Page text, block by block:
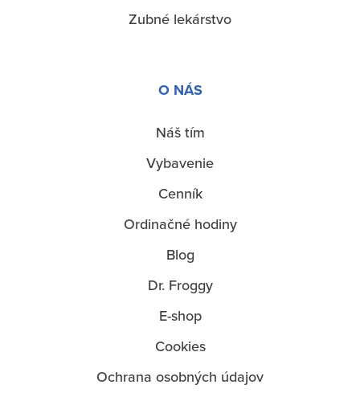
Zubné lekárstvo
O NÁS
Náš tím
Vybavenie
Cenník
Ordinačné hodiny
Blog
Dr. Froggy
E-shop
Cookies
Ochrana osobných údajov